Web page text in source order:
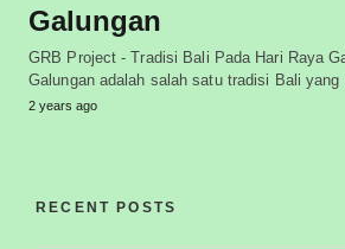
Galungan
GRB Project - Tradisi Bali Pada Hari Raya
Galungan adalah salah satu tradisi Bali
2 years ago
RECENT POSTS